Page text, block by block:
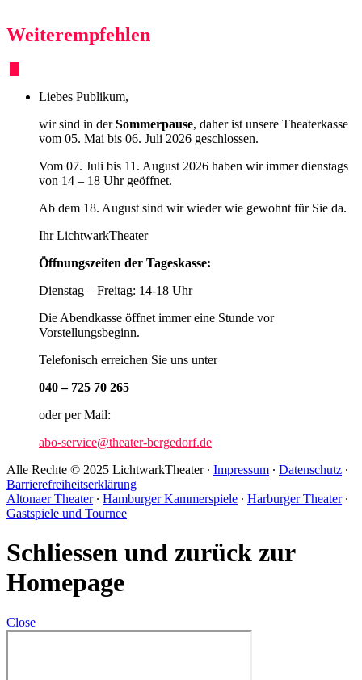
Weiterempfehlen
Liebes Publikum,
wir sind in derSommerpause, daher ist unsere Theaterkasse
vom 05. Mai bis 06. Juli 2026 geschlossen.
Vom 07. Juli bis 11. August 2026 haben wir immer dienstags
von 14 – 18 Uhr geöffnet.
Ab dem 18. August sind wir wieder wie gewohnt für Sie da.
Ihr LichtwarkTheater
Öffnungszeiten der Tageskasse:
Dienstag – Freitag: 14-18 Uhr
Die Abendkasse öffnet immer eine Stunde vor
Vorstellungsbeginn.
Telefonisch erreichen Sie uns unter
040 – 725 70 265
oder per Mail:
abo-service@theater-bergedorf.de
Alle Rechte © 2025 LichtwarkTheater ∙ Impressum ∙ Datenschutz ∙
Barrierefreiheitserklärung
Altonaer Theater∙ Hamburger Kammerspiele ∙ Harburger Theater∙
Gastspiele und Tournee
Schliessen und zurück zur
Homepage
Close